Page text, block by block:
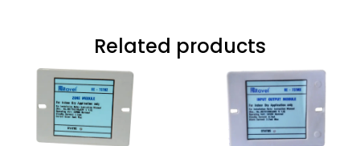
Related products